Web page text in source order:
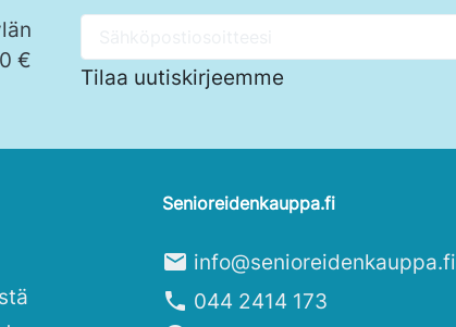
€
Tilaa uutiskirjeemme
Senioreidenkauppa.fi
mail info@senioreidenkauppa.fi
phone 044 2414 173